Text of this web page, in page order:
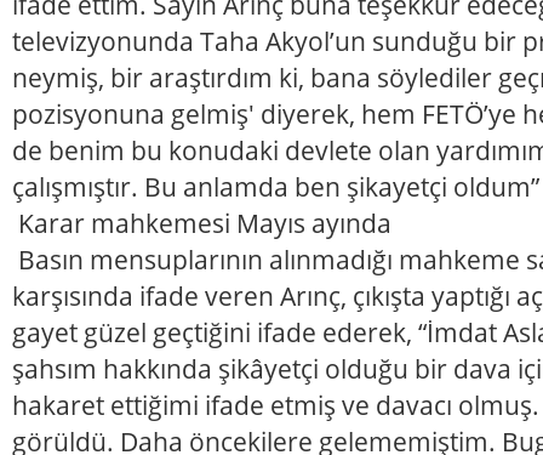
televizyonunda Taha Akyol’un sunduğu bir
neymiş, bir araştırdım ki, bana söylediler
pozisyonuna gelmiş' diyerek, hem FETÖ’ye
de benim bu konudaki devlete olan
çalışmıştır. Bu anlamda ben şikayetçi
Karar mahkemesi Mayıs ayında
Basın mensuplarının alınmadığı
karşısında ifade veren Arınç, çıkışta yaptığı
gayet güzel geçtiğini ifade ederek, “İmdat
şahsım hakkında şikâyetçi olduğu bir dava
hakaret ettiğimi ifade etmiş ve davacı
görüldü. Daha öncekilere gelememiştim.